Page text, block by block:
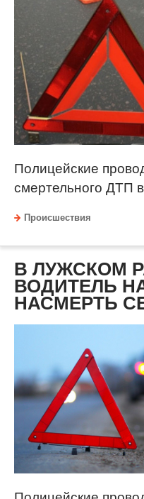
Полицейские
смертельного ДТП
Происшествия
В ЛУЖСКОМ
ВОДИТЕЛЬ
НАСМЕРТЬ